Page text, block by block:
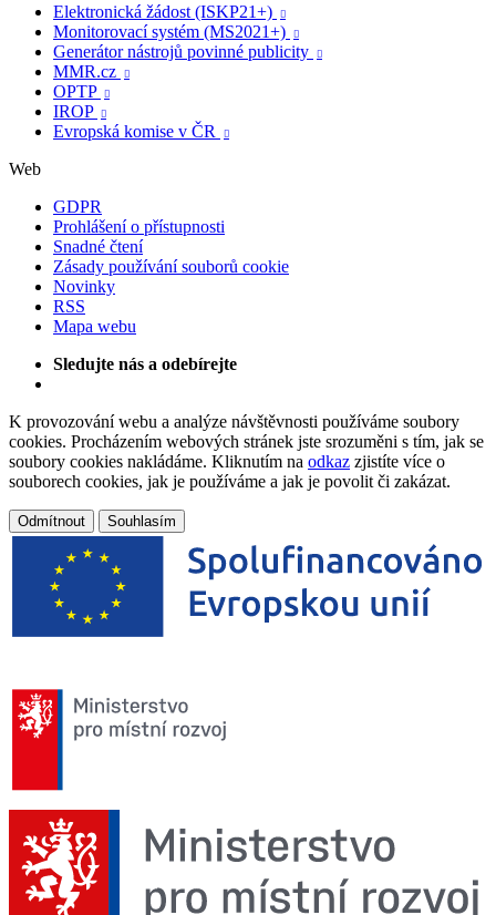
Elektronická žádost (ISKP21+)

Monitorovací systém (MS2021+) 
Generátor nástrojů povinné publicity 
MMR.cz 
OPTP 
IROP 
Evropská komise v ČR 
Web
GDPR
Prohlášení o přístupnosti
Snadné čtení
Zásady používání souborů cookie
Novinky
RSS
Mapa webu
Sledujte nás a odebírejte
K provozování webu a analýze návštěvnosti používáme soubory
cookies. Procházením webových stránek jste srozuměni s tím, jak se
soubory cookies nakládáme. Kliknutím na odkaz zjistíte více o
souborech cookies, jak je používáme a jak je povolit či zakázat.
Odmítnout Souhlasím